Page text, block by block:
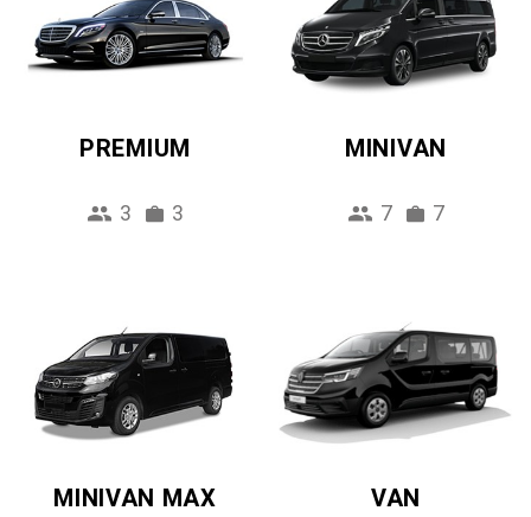
PREMIUM
3 3
MINIVAN
7 7
MINIVAN MAX VAN